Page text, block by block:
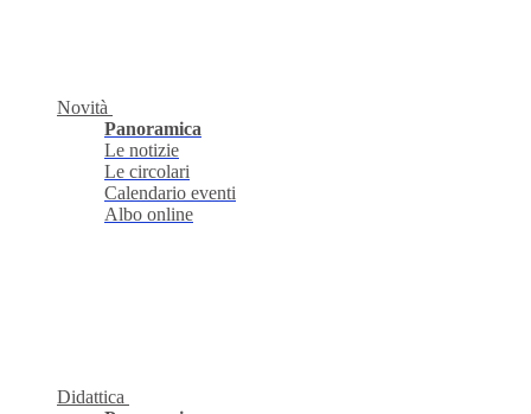
Novità
Panoramica
Le notizie
Le circolari
Calendario eventi
Albo online
Didattica